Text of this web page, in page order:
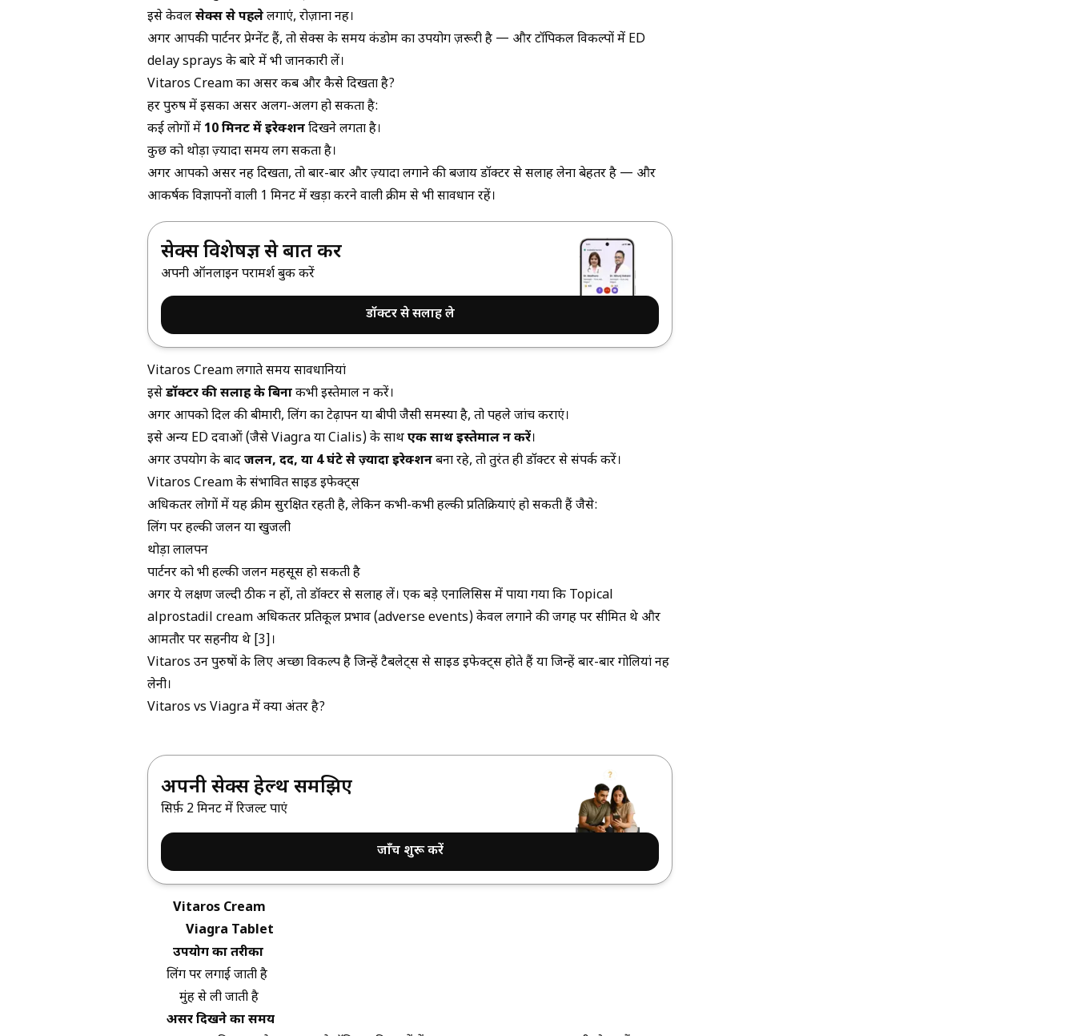
इसे केवलसेक्स से पहलेलगाएं, रोज़ाना नहीं।
अगर आपकी पार्टनर प्रेग्नेंट हैं, तो सेक्स के समय कंडोम का उपयोग ज़रूरी है — और टॉपिकल विकल्पों में ED
delay sprays के बारे में भी जानकारी लें।
Vitaros Cream का असर कब और कैसे दिखता है?
हर पुरुष में इसका असर अलग-अलग हो सकता है:
कई लोगों में 10 मिनट में इरेक्शनदिखने लगता है।
कुछ को थोड़ा ज़्यादा समय लग सकता है।
अगर आपको असर नहीं दिखता, तो बार-बार और ज़्यादा लगाने की बजाय डॉक्टर से सलाह लेना बेहतर है — और
आकर्षक विज्ञापनों वाली 1 मिनट में खड़ा करने वाली क्रीमसे भी सावधान रहें।
सेक्स विशेषज्ञ से बात करें
अपनी ऑनलाइन परामर्श बुक करें
डॉक्टर से सलाह ले
Vitaros Cream लगाते समय सावधानियां
इसेडॉक्टर की सलाह के बिनाकभी इस्तेमाल न करें।
अगर आपको दिल की बीमारी, लिंग का टेढ़ापन या बीपी जैसी समस्या है, तो पहले जांच कराएं।
इसे अन्य ED दवाओं (जैसे Viagra या Cialis) के साथएक साथ इस्तेमाल न करें।
अगर उपयोग के बादजलन, दर्द, या 4 घंटे से ज़्यादा इरेक्शनबना रहे, तो तुरंत ही डॉक्टर से संपर्क करें।
Vitaros Cream के संभावित साइड इफेक्ट्स
अधिकतर लोगों में यह क्रीम सुरक्षित रहती है, लेकिन कभी-कभी हल्की प्रतिक्रियाएं हो सकती हैं जैसे:
लिंग पर हल्की जलन या खुजली
थोड़ा लालपन
पार्टनर को भी हल्की जलन महसूस हो सकती है
अगर ये लक्षण जल्दी ठीक न हों, तो डॉक्टर से सलाह लें। एक बड़ेएनालिसिस में पाया गया कि Topical
alprostadil cream अधिकतर प्रतिकूल प्रभाव (adverse events) केवल लगाने की जगह पर सीमित थे और
आमतौर पर सहनीय थे [3]।
Vitaros उन पुरुषों के लिए अच्छा विकल्प है जिन्हें टैबलेट्स से साइड इफेक्ट्स होते हैं या जिन्हें बार-बार गोलियां नहीं
लेनी।
Vitaros vs Viagra में क्या अंतर है?
अपनी सेक्स हेल्थ समझिए
सिर्फ़ 2 मिनट में रिजल्ट पाएं
जाँच शुरू करें
Vitaros Cream
Viagra Tablet
उपयोग का तरीका
लिंग पर लगाई जाती है
मुंह से ली जाती है
असर दिखने का समय